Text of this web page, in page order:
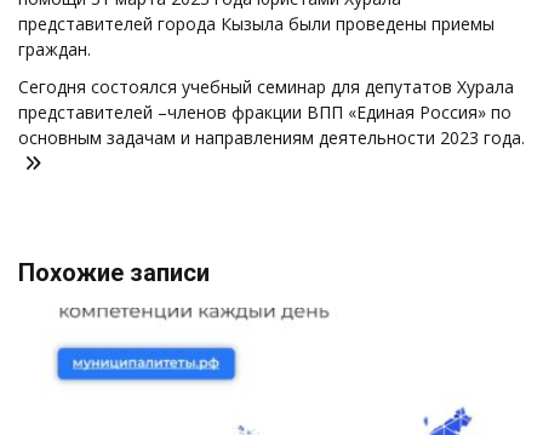
представителей города Кызыла были проведены приемы
граждан.
Сегодня состоялся учебный семинар для депутатов Хурала
представителей –членов фракции ВПП «Единая Россия» по
основным задачам и направлениям деятельности 2023 года.
Похожие записи